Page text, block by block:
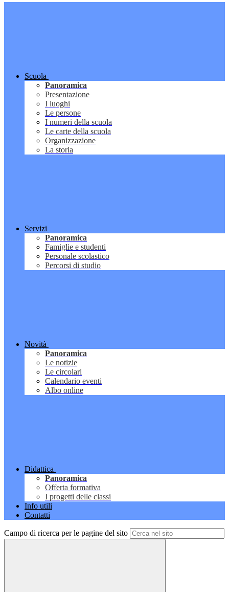
Scuola
Panoramica
Presentazione
I luoghi
Le persone
I numeri della scuola
Le carte della scuola
Organizzazione
La storia
Servizi
Panoramica
Famiglie e studenti
Personale scolastico
Percorsi di studio
Novità
Panoramica
Le notizie
Le circolari
Calendario eventi
Albo online
Didattica
Panoramica
Offerta formativa
I progetti delle classi
Info utili
Contatti
Campo di ricerca per le pagine del sito